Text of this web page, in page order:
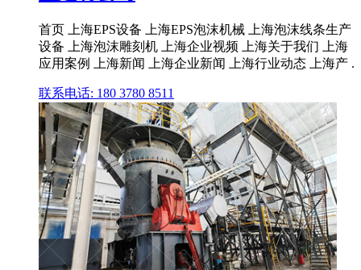
首页 上海EPS设备 上海EPS泡沫机械 上海泡沫线条生产
设备 上海泡沫雕刻机 上海企业视频 上海关于我们 上海
应用案例 上海新闻 上海企业新闻 上海行业动态 上海产 .
联系电话: 180 3780 8511